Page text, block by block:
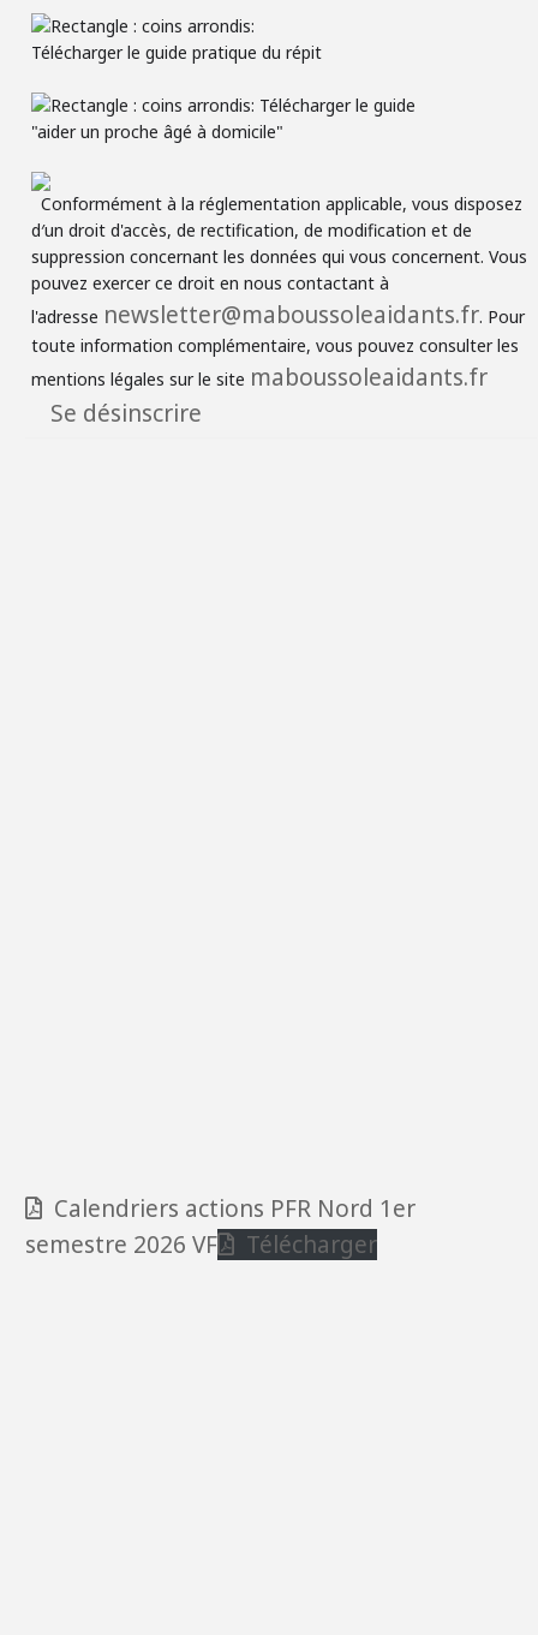
Conformément à la réglementation applicable, vous disposez
d′un droit d'accès, de rectification, de modification et de
suppression concernant les données qui vous concernent. Vous
pouvez exercer ce droit en nous contactant à
l'adresse newsletter@maboussoleaidants.fr. Pour
toute information complémentaire, vous pouvez consulter les
mentions légales sur le site maboussoleaidants.fr
Se désinscrire
Calendriers actions PFR Nord 1er
semestre 2026 VF
Télécharger